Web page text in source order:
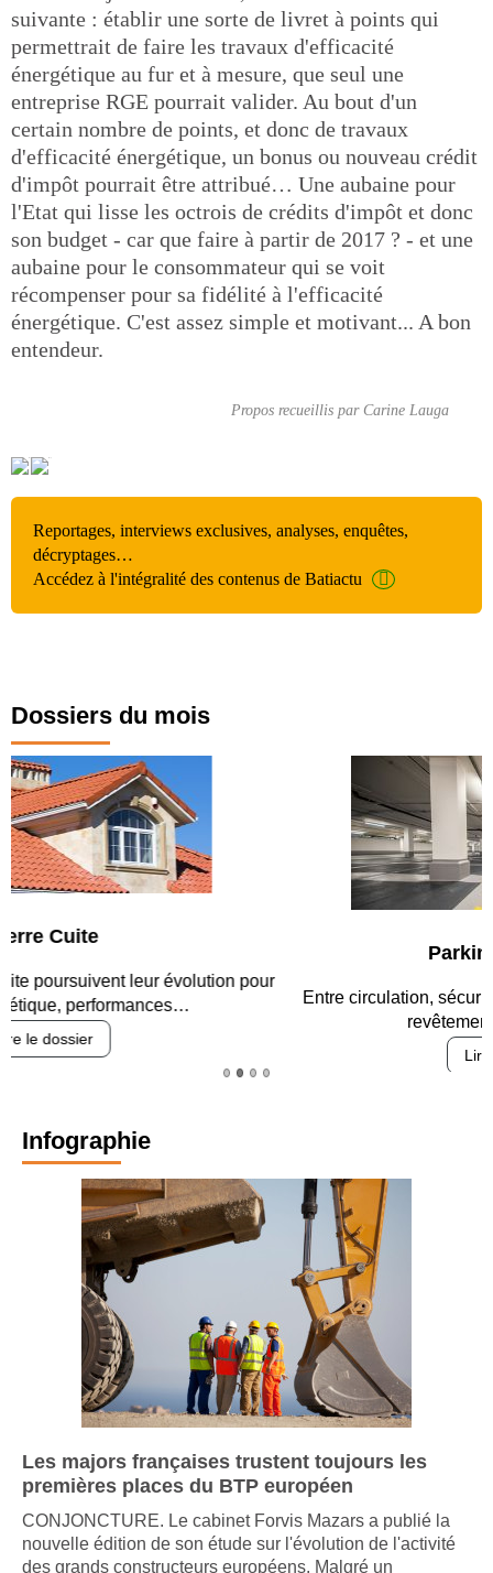
suivante : établir une sorte de livret à points qui
permettrait de faire les travaux d'efficacité
énergétique au fur et à mesure, que seul une
entreprise RGE pourrait valider. Au bout d'un
certain nombre de points, et donc de travaux
d'efficacité énergétique, un bonus ou nouveau crédit
d'impôt pourrait être attribué… Une aubaine pour
l'Etat qui lisse les octrois de crédits d'impôt et donc
son budget - car que faire à partir de 2017 ? - et une
aubaine pour le consommateur qui se voit
récompenser pour sa fidélité à l'efficacité
énergétique. C'est assez simple et motivant... A bon
entendeur.
Propos recueillis par Carine Lauga
Reportages, interviews exclusives, analyses, enquêtes,
décryptages…
Accédez à l'intégralité des contenus de Batiactu
Dossiers du mois
Entre circulation, sécurisation des accès, durabilité des
Infographie
Les majors françaises trustent toujours les
premières places du BTP européen
CONJONCTURE. Le cabinet Forvis Mazars a publié la
nouvelle édition de son étude sur l'évolution de l'activité